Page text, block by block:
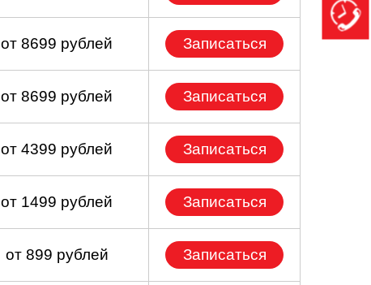
от 8699 рублей Записаться
от 8699 рублей Записаться
от 4399 рублей Записаться
от 1499 рублей Записаться
от 899 рублей Записаться